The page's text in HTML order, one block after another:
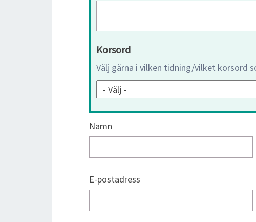
Korsord
Välj gärna i vilken tidning/vilket korsord
Namn
E-postadress